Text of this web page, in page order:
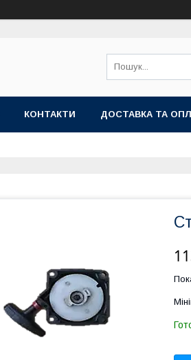
КОНТАКТИ ДОСТАВКА ТА